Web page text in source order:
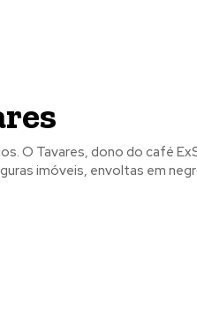
O Tavares, dono do café
imóveis, envoltas em